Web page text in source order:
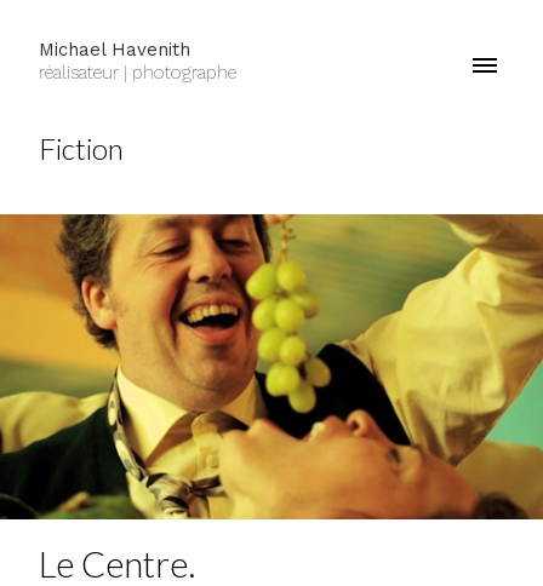
Michael Havenith
réalisateur | photographe
Le Centre.
Fiction